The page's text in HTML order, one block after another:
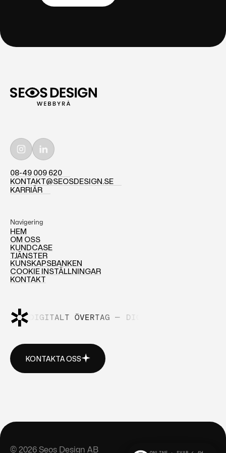
08-49 009 620
08-49 009 620
KONTAKT@SEOSDESIGN.SE
KONTAKT@SEOSDESIGN.SE
KARRIÄR
Navigering
HEM
HEM
OM OSS
OM OSS
KUNDCASE
KUNDCASE
TJÄNSTER
TJÄNSTER
KUNSKAPSBANKEN
KUNSKAPSBANKEN
COOKIE INSTÄLLNINGAR
COOKIE INSTÄLLNINGAR
KONTAKT
DIGITALT ÖVERTAG — DIGITALT ÖVERTAG —
KONTAKTA OSS
© 2026 Seos Design AB